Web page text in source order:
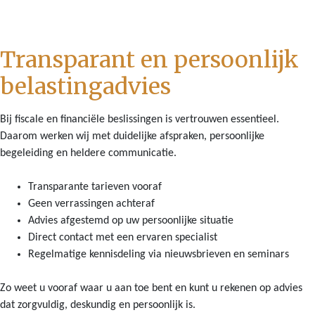
Transparant en persoonlijk
belastingadvies
Bij fiscale en financiële beslissingen is vertrouwen essentieel.
Daarom werken wij met duidelijke afspraken, persoonlijke
begeleiding en heldere communicatie.
Transparante tarieven vooraf
Geen verrassingen achteraf
Advies afgestemd op uw persoonlijke situatie
Direct contact met een ervaren specialist
Regelmatige kennisdeling via nieuwsbrieven en seminars
Zo weet u vooraf waar u aan toe bent en kunt u rekenen op advies
dat zorgvuldig, deskundig en persoonlijk is.